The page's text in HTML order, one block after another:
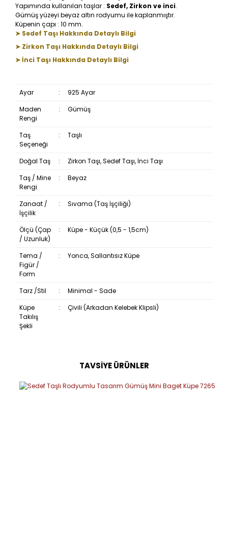
Yapımında kullanılan taşlar : Sedef, Zirkon ve inci.
Gümüş yüzeyi beyaz altın rodyumu ile kaplanmıştır.
Küpenin çapı : 10 mm.
➤ Sedef Taşı Hakkında Detaylı Bilgi
➤ Zirkon Taşı Hakkında Detaylı Bilgi
➤ İnci Taşı Hakkında Detaylı Bilgi
Ayar :
925 Ayar
Maden
Rengi
: Gümüş
Taş
Seçeneği
: Taşlı
Doğal Taş :
Zirkon Taşı, Sedef Taşı, İnci Taşı
Taş / Mine
Rengi
: Beyaz
Zanaat /
İşçilik
: Sıvama (Taş İşçiliği)
Ölçü (Çap
/ Uzunluk)
: Küpe - Küçük (0,5 - 1,5cm)
Tema /
Figür /
Form
: Yonca, Sallantısız Küpe
Tarz /Stil :
Minimal - Sade
Küpe
Takılış
Şekli
: Çivili (Arkadan Kelebek Klipsli)
TAVSİYE ÜRÜNLER